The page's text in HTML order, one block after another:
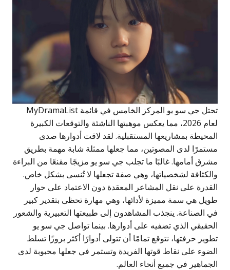
تحتل جي سو يو المركز الخامس في قائمة MyDramaList
لعام 2026، مما يعكس موهبتها الناشئة والتوقعات الكبيرة
بمشاريعها المستقبلية. لقد لاقت أدوارها صدى
لدى المصوتين، مما جعلها ممثلة شابة مهمة بطريق
أمامها. غالبًا ما تجلب جي سو يو مزيجًا مقنعًا من البراءة
لشخصياتها، وهي صفة تجعلها لا تُنسى بشكل خاص.
على نقل المشاعر المعقدة دون الاعتماد على حوار
هي سمة مميزة لأدائها، وهي مهارة تحظى بتقدير كبير
الصناعة. ينجذب المشاهدون إلى طبيعتها التعبيرية والشعور
الذي تضفيه على أدوارها. بينما تواصل جي سو يو
حرفتها، نتوقع تمامًا أن تتولى أدوارًا أكثر بروزًا تسلط
على نقاط قوتها الفريدة وتستمر في جعلها محبوبة لدى
في جميع أنحاء العالم.